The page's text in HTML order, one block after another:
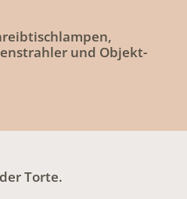
und Objekt-
Torte.